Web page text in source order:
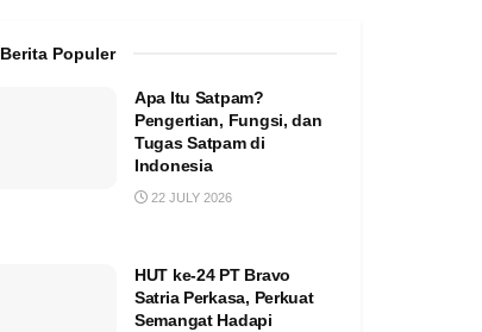
Berita Populer
Apa Itu Satpam?
Pengertian, Fungsi, dan
Tugas Satpam di
Indonesia
22 JULY 2026
HUT ke-24 PT Bravo
Satria Perkasa, Perkuat
Semangat Hadapi